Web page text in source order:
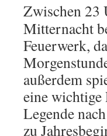
Zwischen 23
Mitternacht
Feuerwerk,
außerdem
eine
Legende
zu